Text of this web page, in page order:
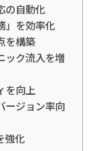
の自動化
」を効率化
を構築
ック流入を増
を向上
ージョン率向
強化